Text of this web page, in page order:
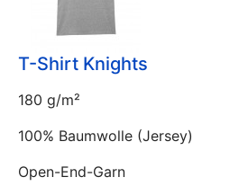
T-Shirt Knights
180 g/m²
100% Baumwolle (Jersey)
Open-End-Garn